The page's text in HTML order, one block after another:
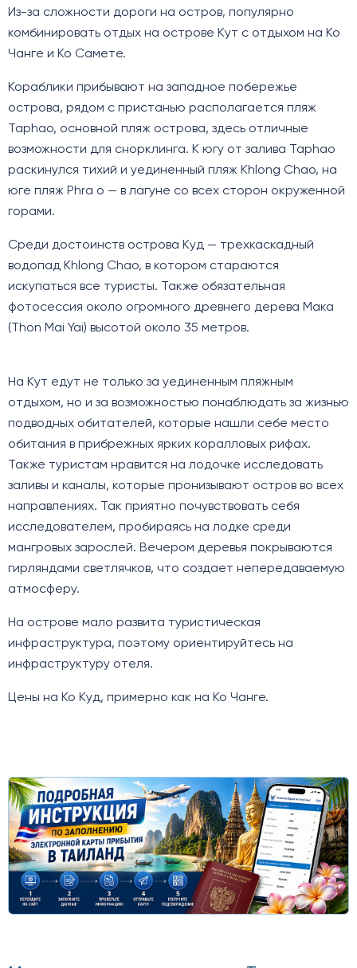
Из-за сложности дороги на остров, популярно
комбинировать отдых на острове Кут с отдыхом на Ко
Чанге и Ко Самете.
Кораблики прибывают на западное побережье
острова, рядом с пристанью располагается пляж
Taphao, основной пляж острова, здесь отличные
возможности для снорклинга. К югу от залива Taphao
раскинулся тихий и уединенный пляж Khlong Chao, на
юге пляж Phra o — в лагуне со всех сторон окруженной
горами.
Среди достоинств острова Куд — трехкаскадный
водопад Khlong Chao, в котором стараются
искупаться все туристы. Также обязательная
фотосессия около огромного древнего дерева Мака
(Thon Mai Yai) высотой около 35 метров.
На Кут едут не только за уединенным пляжным
отдыхом, но и за возможностью понаблюдать за жизнью
подводных обитателей, которые нашли себе место
обитания в прибрежных ярких коралловых рифах.
Также туристам нравится на лодочке исследовать
заливы и каналы, которые пронизывают остров во всех
направлениях. Так приятно почувствовать себя
исследователем, пробираясь на лодке среди
мангровых зарослей. Вечером деревья покрываются
гирляндами светлячков, что создает непередаваемую
атмосферу.
На острове мало развита туристическая
инфраструктура, поэтому ориентируйтесь на
инфраструктуру отеля.
Цены на Ко Куд, примерно как на Ко Чанге.